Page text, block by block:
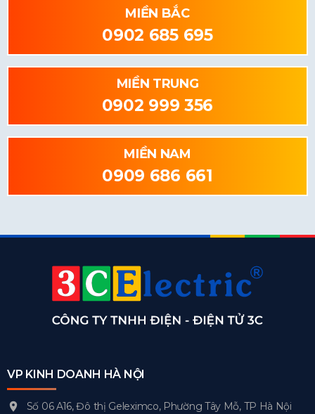
MIỀN BẮC
0902 685 695
MIỀN TRUNG
0902 999 356
MIỀN NAM
0909 686 661
VP KINH DOANH HÀ NỘI
Số 06 A16, Đô thị Geleximco, Phường Tây Mỗ, TP Hà Nội